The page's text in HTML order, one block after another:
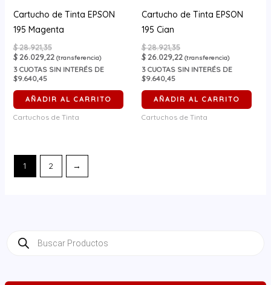
Cartucho de Tinta EPSON
195 Magenta
$28.921,35
$26.029,22 (transferencia)
3CUOTAS SIN INTERÉS DE
$9.640,45
AÑADIR AL CARRITO
Cartuchos de Tinta
Cartucho de Tinta EPSON
195 Cian
$28.921,35
$26.029,22 (transferencia)
3 CUOTAS SIN INTERÉS DE
$9.640,45
AÑADIR AL CARRITO
Cartuchos de Tinta
1 2 →